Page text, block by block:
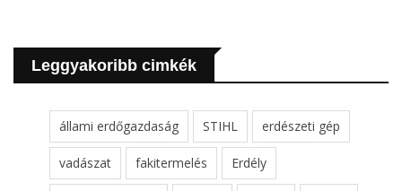
Leggyakoribb cimkék
állami erdőgazdaság STIHL erdészeti gép
vadászat fakitermelés Erdély